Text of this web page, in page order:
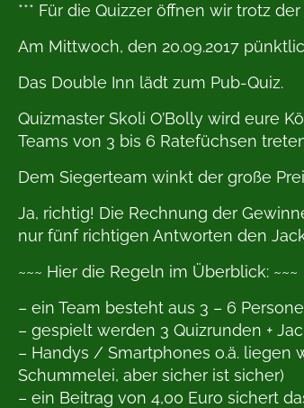
*** Für die Quizzer öffnen wir trotz
Am Mittwoch, den 20.09.2017
Das Double Inn lädt zum Pub-Quiz.
Quizmaster Skoli O’Bolly wird eure
Teams von 3 bis 6 Ratefüchsen
Dem Siegerteam winkt der große
Ja, richtig! Die Rechnung der
nur fünf richtigen Antworten den
~~~ Hier die Regeln im Überblick: ~~~
– ein Team besteht aus 3 – 6
– gespielt werden 3 Quizrunden +
– Handys / Smartphones o.ä. liegen
Schummelei, aber sicher ist sicher)
– ein Beitrag von 4,00 Euro sichert